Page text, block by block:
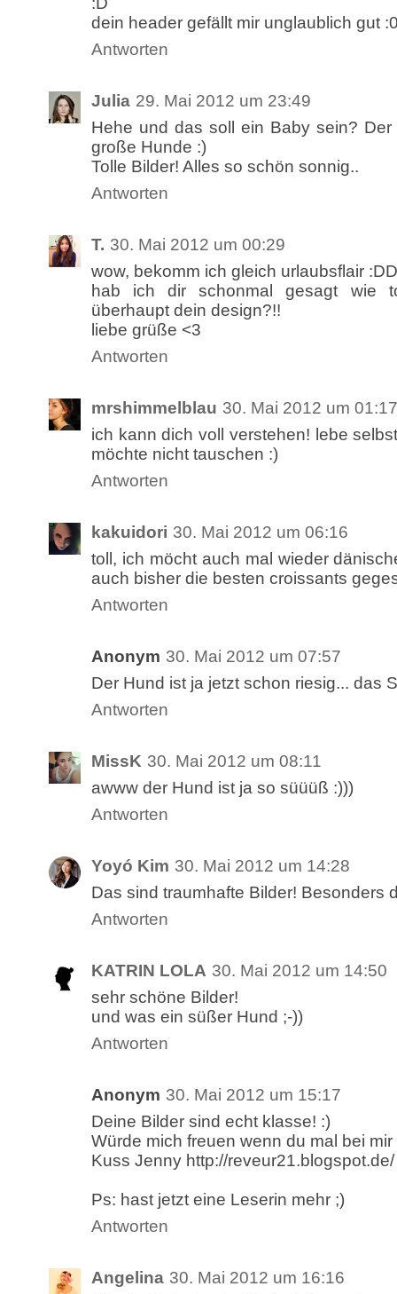
dein header gefällt mir unglaublich gut
Antworten
Julia 29. Mai 2012 um 23:49
Hehe und das soll ein Baby sein?
große Hunde :)
Tolle Bilder! Alles so schön sonnig..
Antworten
T. 30. Mai 2012 um 00:29
wow, bekomm ich gleich urlaubsflair :DD
hab ich dir schonmal gesagt wie
überhaupt dein design?!!
liebe grüße <3
Antworten
mrshimmelblau 30. Mai 2012 um 01:17
ich kann dich voll verstehen! lebe
möchte nicht tauschen :)
Antworten
kakuidori 30. Mai 2012 um 06:16
toll, ich möcht auch mal wieder
auch bisher die besten croissants
Antworten
Anonym 30. Mai 2012 um 07:57
Der Hund ist ja jetzt schon riesig... das
Antworten
MissK 30. Mai 2012 um 08:11
awww der Hund ist ja so süüüß :)))
Antworten
Yoyó Kim 30. Mai 2012 um 14:28
Das sind traumhafte Bilder! Besonders
Antworten
KATRIN LOLA 30. Mai 2012 um 14:50
sehr schöne Bilder!
und was ein süßer Hund ;-))
Antworten
Anonym 30. Mai 2012 um 15:17
Deine Bilder sind echt klasse! :)
Würde mich freuen wenn du mal bei
Kuss Jenny http://reveur21.blogspot.de/
Ps: hast jetzt eine Leserin mehr ;)
Antworten
Angelina 30. Mai 2012 um 16:16